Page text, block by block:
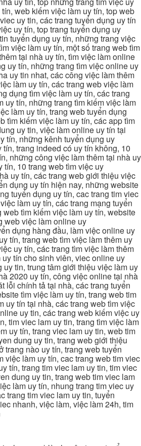
web kiếm việc làm uy tín, top web
uy tin, các trang tuyển dụng uy tín
uy tín, top trang tuyển dụng uy
tuyển dụng uy tín, những trang việc
việc làm uy tín, một số trang web tìm
tại nhà uy tín, tìm việc làm online
uy tín, những trang tìm việc online uy
uy tin nhat, các công việc làm thêm
làm uy tín, các trang web việc làm
dụng tìm việc làm uy tín, các trang
uy tín, những trang tìm kiếm việc làm
làm uy tín, trang web tuyển dụng
tìm kiếm việc làm uy tín, các app tìm
uy tin, việc làm online uy tín tại
tín, những kênh tuyển dụng uy
trang indeed có uy tín không, 10
những công việc làm thêm tại nhà uy
tín, 10 trang web tìm việc uy
uy tín, các trang web giới thiệu việc
dụng uy tín hiện nay, những website
tuyển dụng uy tín, cac trang tim viec
làm uy tín, các trang mạng tuyển
tìm kiếm việc làm uy tín, website
web việc làm online uy
dụng hàng đầu, làm việc online uy
tín, trang web tìm việc làm thêm uy
uy tín, các trang tìm việc làm thêm
tín cho sinh viên, viec online uy
uy tin, trung tâm giới thiệu việc làm uy
2020 uy tín, công việc online tại nhà
lỗi chính tả tại nhà, các trang tuyển
tìm việc làm uy tín, trang web tim
uy tín tại nhà, các trang web tìm việc
uy tin, các trang web kiếm việc uy
tim viec lam uy tin, trang tìm việc làm
uy tín, trang viec lam uy tin, web tim
dung uy tin, trang web giới thiệu
trang nào uy tín, trang web tuyển
việc làm uy tín, cac trang web tim viec
tín, trang tim viec lam uy tin, tim viec
dung uy tin, trang web tim viec lam
làm uy tín, nhung trang tim viec uy
trang tim viec lam uy tin, tuyển
nhanh, việc làm, việc làm 24h, tim